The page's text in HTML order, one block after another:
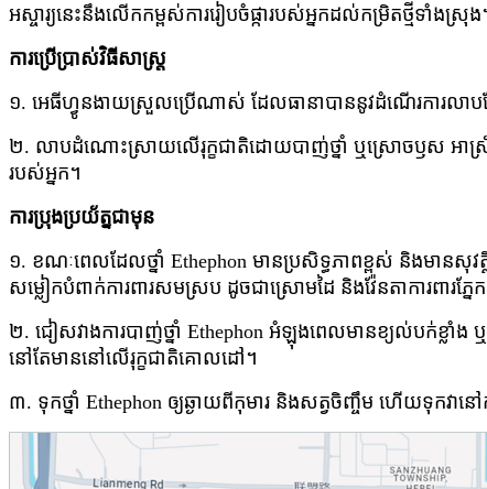
អស្ចារ្យនេះនឹងលើកកម្ពស់ការរៀបចំផ្ការបស់អ្នកដល់កម្រិតថ្មីទាំងស្រុង
ការប្រើប្រាស់វិធីសាស្រ្ត
១. អេធីហ្វូនងាយស្រួលប្រើណាស់ ដែលធានាបាននូវដំណើរការលាប
២. លាប​ដំណោះស្រាយ​លើ​រុក្ខជាតិ​ដោយ​បាញ់​ថ្នាំ ឬ​ស្រោច​ឫស អាស្រ័
របស់​អ្នក។
ការប្រុងប្រយ័ត្នជាមុន
១. ខណៈពេលដែលថ្នាំ Ethephon មានប្រសិទ្ធភាពខ្ពស់ និងមានសុវ
សម្លៀកបំពាក់ការពារសមស្រប ដូចជាស្រោមដៃ និងវ៉ែនតាការពារភ្ន
២. ជៀសវាងការបាញ់ថ្នាំ Ethephon អំឡុងពេលមានខ្យល់បក់ខ្លាំង
នៅតែមាននៅលើរុក្ខជាតិគោលដៅ។
៣. ទុកថ្នាំ Ethephon ឲ្យឆ្ងាយពីកុមារ និងសត្វចិញ្ចឹម ហើយទុកវានៅ